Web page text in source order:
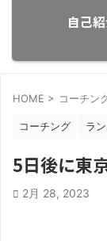
自己
HOME > コーチン
コーチング ラ
5日後に東
2月 28, 2023